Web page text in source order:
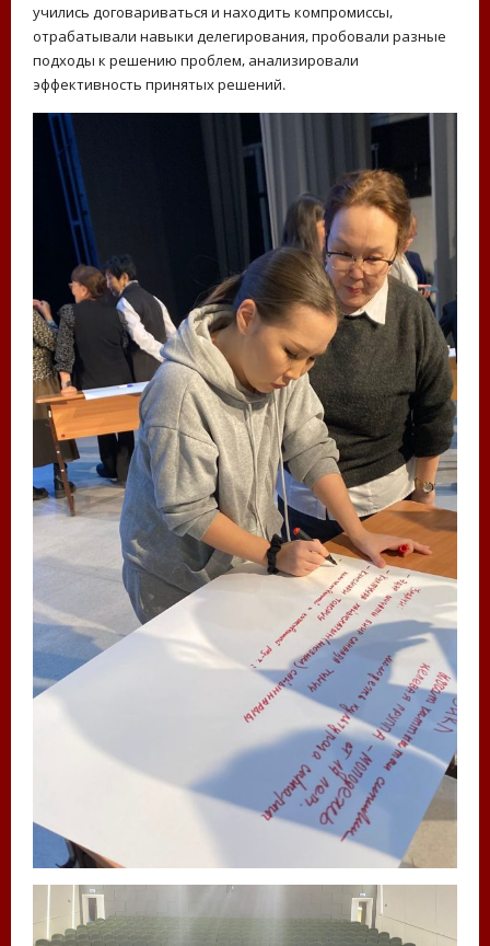
учились договариваться и находить компромиссы,
отрабатывали навыки делегирования, пробовали разные
подходы к решению проблем, анализировали
эффективность принятых решений.